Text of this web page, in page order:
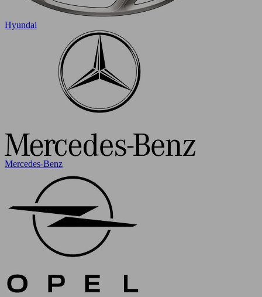
Hyundai
Mercedes-Benz